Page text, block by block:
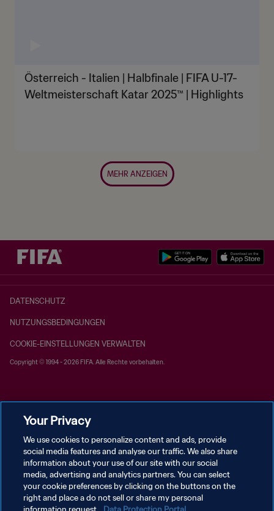
Österreich - Italien | Halbfinale | FIFA U-17-
Weltmeisterschaft Katar 2025™ | Highlights
MEHR ANZEIGEN
DATENSCHUTZ
NUTZUNGSBEDINGUNGEN
COOKIE-EINSTELLUNGEN VERWALTEN
Copyright © 1994 - 2026 FIFA. Alle Rechte vorbehalten.
Your Privacy
We use cookies to personalize content and ads, provide
social media features and analyse our traffic. We also share
information about your use of our site with our social
media, advertising and analytics partners. You can select
your cookie preferences by clicking on the buttons on the
right and place a do not sell or share my personal